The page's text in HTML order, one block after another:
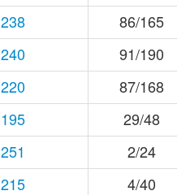
238
86/165
240
91/190
220
87/168
195
29/48
251
2/24
215
4/40